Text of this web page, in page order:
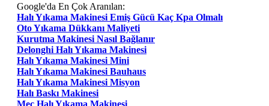
Google'da En Çok Aranılan:
Halı Yıkama Makinesi Emiş Gücü Kaç Kpa Olmalı
Oto Yıkama Dükkanı Maliyeti
Kurutma Makinesi Nasıl Bağlanır
Delonghi Halı Yıkama Makinesi
Halı Yıkama Makinesi Mini
Halı Yıkama Makinesi Bauhaus
Halı Yıkama Makinesi Misyon
Halı Baskı Makinesi
Meç Halı Yıkama Makinesi